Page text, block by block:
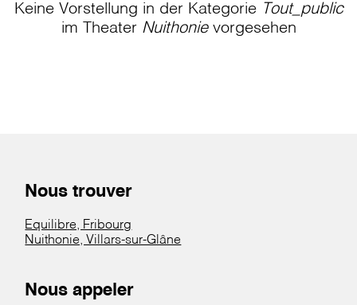
Keine Vorstellung in der Kategorie Tout_public
im Theater Nuithonievorgesehen
Nous trouver
Equilibre, Fribourg
Nuithonie, Villars-sur-Glâne
Nous appeler